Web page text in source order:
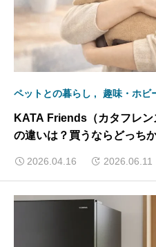
ペットとの暮らし 趣味・ホビ
KATA Friends（カタフレン
の違いは？買うならどっち
2026.04.16 2026.06.11